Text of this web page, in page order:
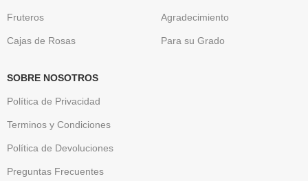
Fruteros
Cajas de Rosas
Agradecimiento
Para su Grado
SOBRE NOSOTROS
Política de Privacidad
Terminos y Condiciones
Política de Devoluciones
Preguntas Frecuentes